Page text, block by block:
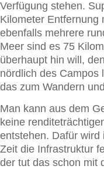
Verfügung stehen.
Kilometer Entfernung
ebenfalls mehrere
Meer sind es 75
überhaupt hin will,
nördlich des Campos
das zum Wandern
Man kann aus dem
keine
entstehen. Dafür
Zeit die Infrastruktur
der tut das schon mit